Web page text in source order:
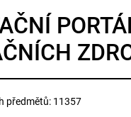
předmětů: 11357